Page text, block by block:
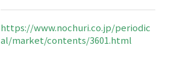
https://www.nochuri.co.jp/periodic
al/market/contents/3601.html